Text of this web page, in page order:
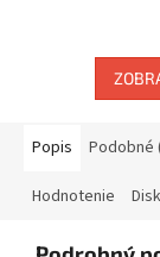
Popis Podobné
Hodnotenie